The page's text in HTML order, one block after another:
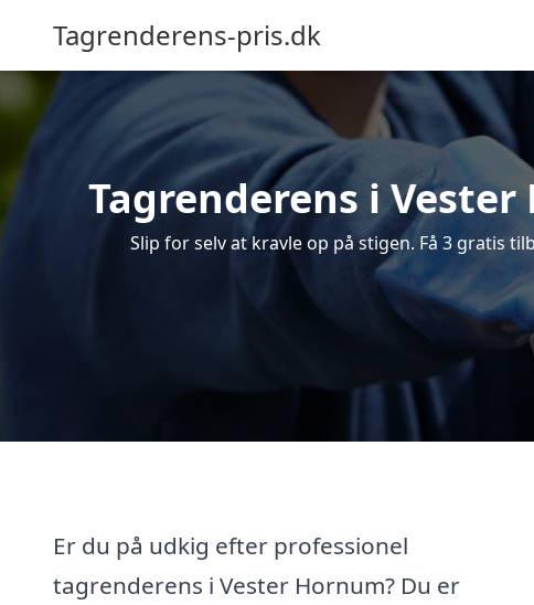
Tagrenderens-pris.dk
Tagrenderens i
Slip for selv at kravle op på stigen. Få 3 gratis
Er du på udkig efter professionel
tagrenderens i Vester Hornum? Du er